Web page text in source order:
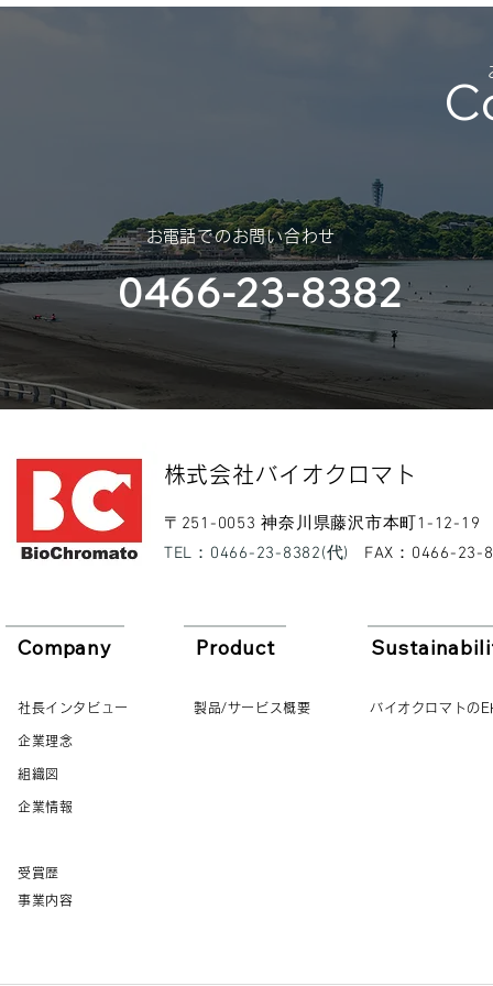
​お電話でのお問い合わせ
0466-23-8382
​株式会社バイオクロマト​
​〒251-0053 神奈川県藤沢市本町1-12-19
​TEL：0466-23-8382(代)
​FAX：0466-23-
Company
社長インタビュー
企業理念
組織図
企業情報
受賞歴
Product
製品/サービス概要
事業内容
バイオクロマトの